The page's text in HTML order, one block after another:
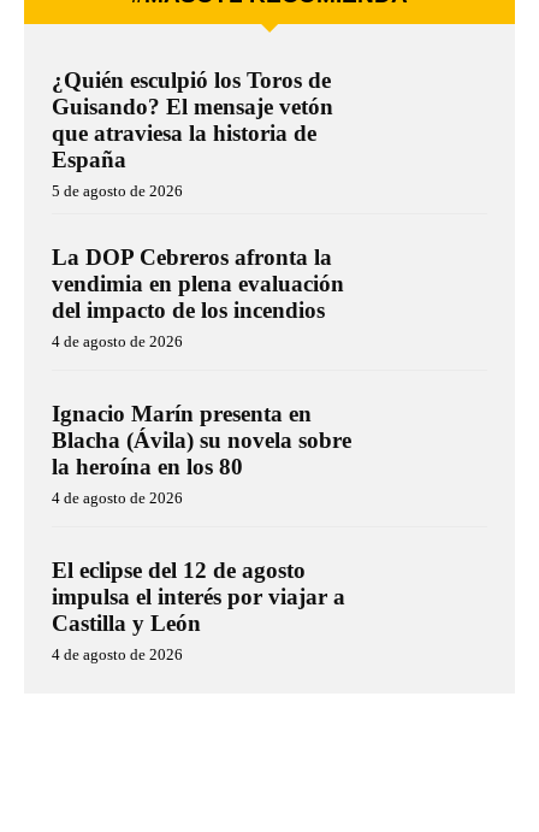
¿Quién esculpió los Toros de
Guisando? El mensaje vetón
que atraviesa la historia de
España
5 de agosto de 2026
La DOP Cebreros afronta la
vendimia en plena evaluación
del impacto de los incendios
4 de agosto de 2026
Ignacio Marín presenta en
Blacha (Ávila) su novela sobre
la heroína en los 80
4 de agosto de 2026
El eclipse del 12 de agosto
impulsa el interés por viajar a
Castilla y León
4 de agosto de 2026